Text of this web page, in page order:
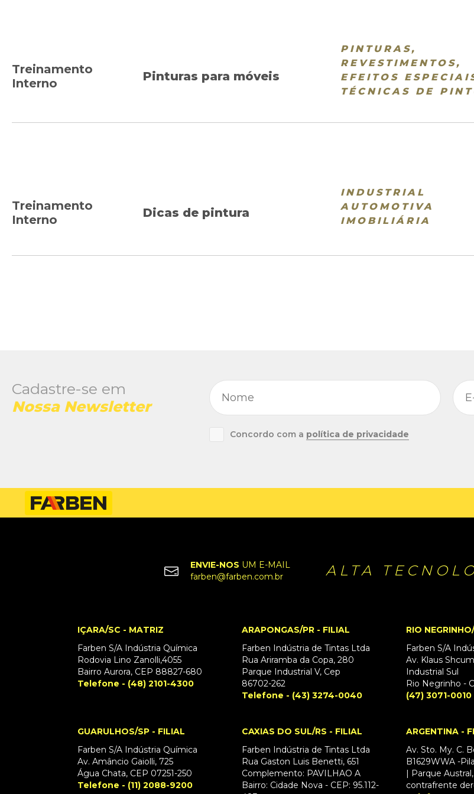
Treinamento
Interno
Pinturas para móveis
PINTURAS,
REVESTIMENTOS,
EFEITOS
TÉCNICAS DE
Treinamento
Interno
Dicas de pintura
INDUSTRIAL
AUTOMOTIVA
IMOBILIÁRIA
Cadastre-se em
Nossa Newsletter
Concordo com a política de privacidade
ENVIE-NOS UM E-MAIL
farben@farben.com.br
ALTA
IÇARA/SC - MATRIZ
Farben S/A Indústria Química
Rodovia Lino Zanolli,4055
Bairro Aurora, CEP 88827-680
Telefone - (48) 2101-4300
ARAPONGAS/PR - FILIAL
Farben Indústria de Tintas Ltda
Rua Ariramba da Copa, 280
Parque Industrial V, Cep
86702-262
Telefone - (43) 3274-0040
GUARULHOS/SP - FILIAL
Farben S/A Indústria Química
Av. Amâncio Gaiolli, 725
Água Chata, CEP 07251-250
Telefone - (11) 2088-9200
CAXIAS DO SUL/RS - FILIAL
Farben Indústria de Tintas Ltda
Rua Gaston Luis Benetti, 651
Complemento: PAVILHAO A
Bairro: Cidade Nova - CEP: 95.112-
RIO
Farben S/A
Av. Klaus
Industrial Sul
Rio Negrinho -
(47) 3071-0010
ARGENTINA -
Av. Sto. My. C.
B1629WWA -
| Parque
contrafrente